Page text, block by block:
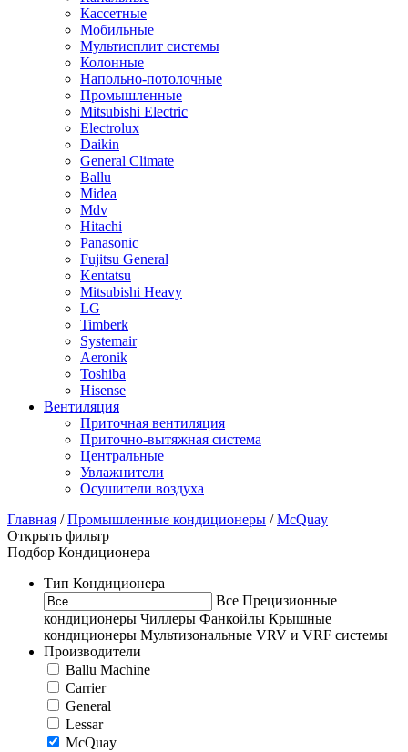
Кассетные
Мобильные
Мультисплит системы
Колонные
Напольно-потолочные
Промышленные
Mitsubishi Electric
Electrolux
Daikin
General Climate
Ballu
Midea
Mdv
Hitachi
Panasonic
Fujitsu General
Kentatsu
Mitsubishi Heavy
LG
Timberk
Systemair
Aeronik
Toshiba
Hisense
Вентиляция
Приточная вентиляция
Приточно-вытяжная система
Центральные
Увлажнители
Осушители воздуха
Главная /Промышленные кондиционеры /McQuay
Открыть фильтр
Подбор Кондиционера
Тип Кондиционера
Все Прецизионные
кондиционеры Чиллеры Фанкойлы Крышные
кондиционеры Мультизональные VRV и VRF системы
Производители
Ballu Machine
Carrier
General
Lessar
McQuay